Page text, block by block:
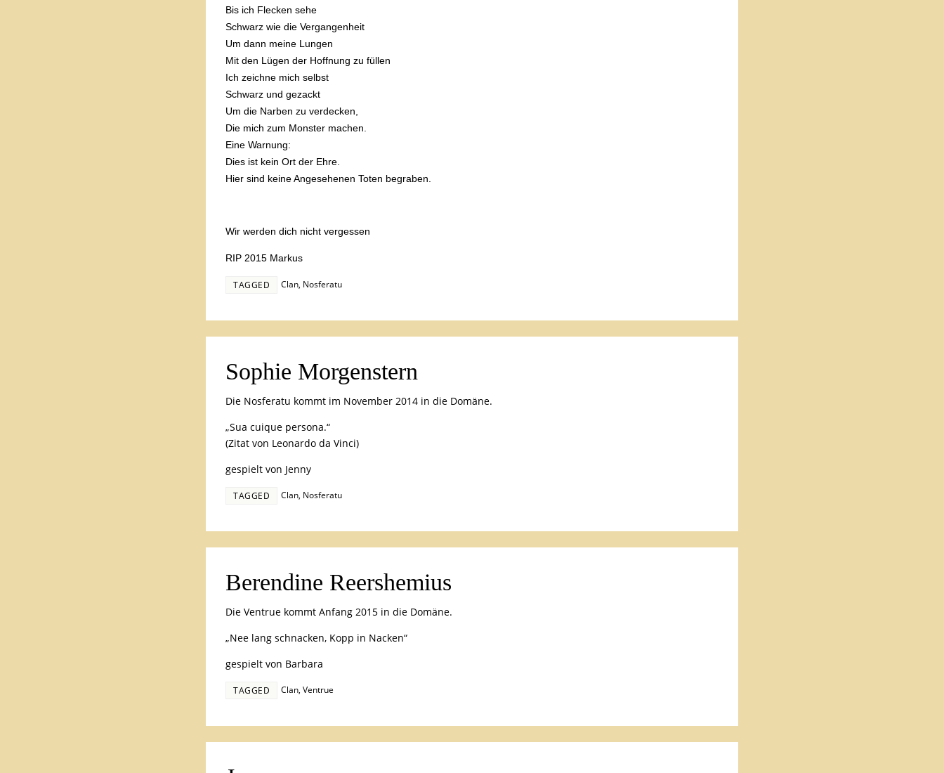
Bis ich Flecken sehe
Schwarz wie die Vergangenheit
Um dann meine Lungen
Mit den Lügen der Hoffnung zu füllen
Ich zeichne mich selbst
Schwarz und gezackt
Um die Narben zu verdecken,
Die mich zum Monster machen.
Eine Warnung:
Dies ist kein Ort der Ehre.
Hier sind keine Angesehenen Toten begraben.
Wir werden dich nicht vergessen
RIP 2015 Markus
TAGGED Clan, Nosferatu
Sophie Morgenstern
Die Nosferatu kommt im November 2014 in die Domäne.
„Sua cuique persona.“
(Zitat von Leonardo da Vinci)
gespielt von Jenny
TAGGED Clan, Nosferatu
Berendine Reershemius
Die Ventrue kommt Anfang 2015 in die Domäne.
„Nee lang schnacken, Kopp in Nacken“
gespielt von Barbara
TAGGED Clan, Ventrue